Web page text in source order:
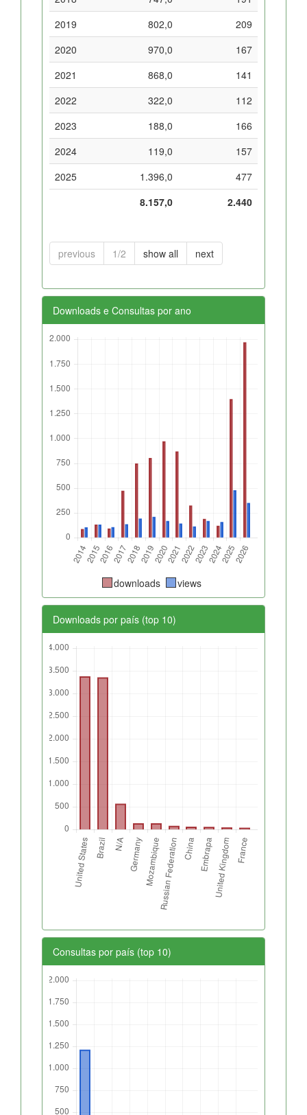
2019
802,0
209
2020
970,0
167
2021
868,0
141
2022
322,0
112
2023
188,0
166
2024
119,0
157
2025
1.396,0
477
8.157,0
2.440
previous 1/2 show all next
Downloads e Consultas por ano
downloads views
Downloads por país (top 10)
Consultas por país (top 10)